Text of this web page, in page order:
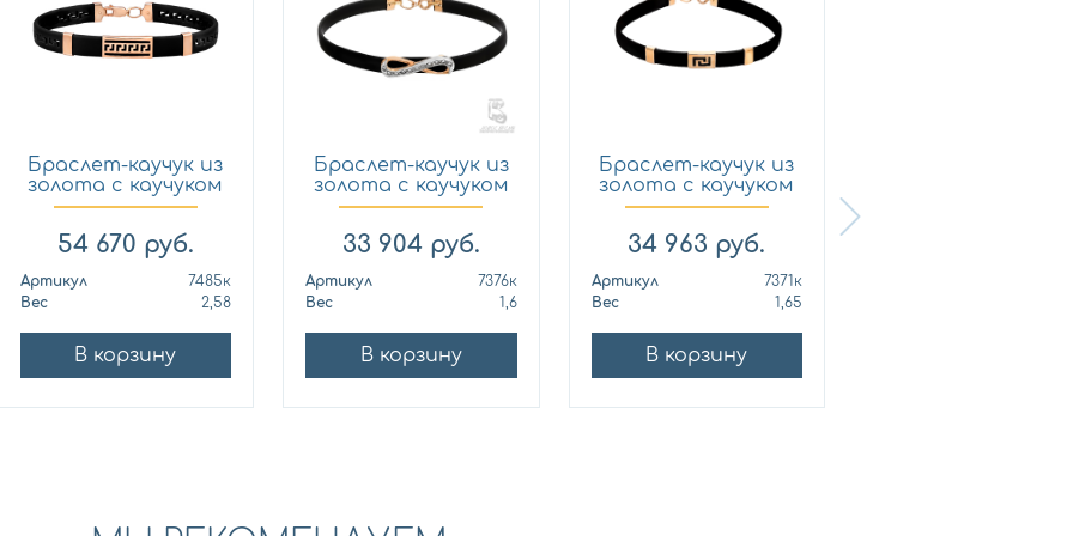
Браслет-каучук из
золота с каучуком
Н...
54 670 руб.
Артикул
7485к
Вес
2,58
В корзину
Браслет-каучук из
золота с каучуком
Н...
33 904 руб.
Артикул
7376к
Вес
1,6
В корзину
Браслет-каучук из
золота с каучуком
Н...
34 963 руб.
Артикул
7371к
Вес
1,65
В корзину